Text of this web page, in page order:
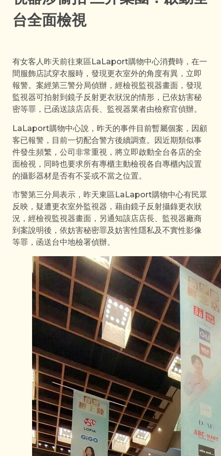
台全面檢視
有女客人昨天前往東區LaLaport購物中心消費時，在一
間服飾店試穿衣服時，發現更衣室外的角度有異，立即
報警。案經第三警分局偵辦，經檢視監視器畫面，發現
監視器可拍射到鏡子反射更衣狀況的情形，已依妨害秘
密等罪，已函送該店店長、監視器業者由檢察官偵辦。
LaLaport購物中心說，昨天的事件目前暫屬個案，因顧
客已報警，目前一切配合警方後續調查。因近期類似事
件發生頻繁，公司非常重視，將立即啟動全台各店的全
面檢視，同時也要求所有專櫃主動檢視各自專櫃內設置
的攝影器材是否有不妥或不當之位置。
市警第三分局表示，昨天東區LaLaport購物中心有民眾
反映，疑遭更衣室外監視器，藉由鏡子反射攝錄更衣狀
況，經檢視監視器畫面，另通知該店店長、監視器廠商
到案說明後，依妨害秘密罪及妨害性隱私及不實性影像
等罪，函送台中地檢署偵辦。